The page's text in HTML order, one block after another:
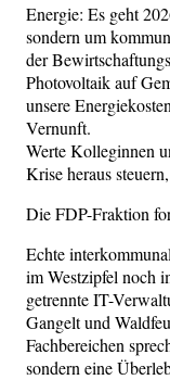
Energie: Es geht
sondern um
der
Photovoltaik auf
unsere
Vernunft.
Werte Kolleginnen
Krise heraus
Die FDP-Fraktion
Echte
im Westzipfel noch
getrennte IT-
Gangelt und
Fachbereichen
sondern eine